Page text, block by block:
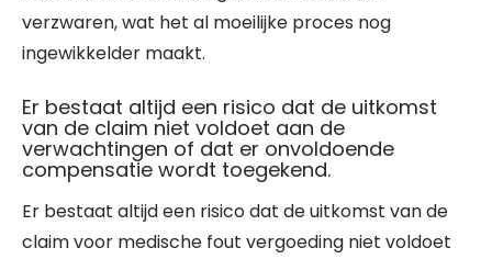
verzwaren, wat het al moeilijke proces nog
ingewikkelder maakt.
Er bestaat altijd een risico dat de uitkomst
van de claim niet voldoet aan de
verwachtingen of dat er onvoldoende
compensatie wordt toegekend.
Er bestaat altijd een risico dat de uitkomst van de
claim voor medische fout vergoeding niet voldoet